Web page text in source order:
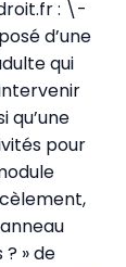
: \-
d’une
qui
qu’une
pour
» de